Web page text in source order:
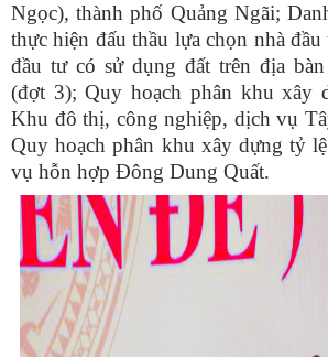
Ngọc), thành phố Quảng Ngãi;
thực hiện đấu thầu lựa chọn nhà
đầu tư có sử dụng đất trên địa
(đợt 3); Quy hoạch phân khu xây
Khu đô thị, công nghiệp, dịch vụ
Quy hoạch phân khu xây dựng tỷ
vụ hỗn hợp Đông Dung Quất.